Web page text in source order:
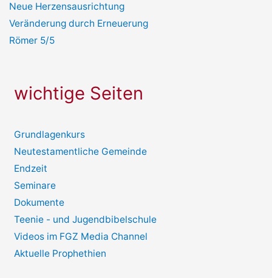
Neue Herzensausrichtung
Veränderung durch Erneuerung
Römer 5/5
wichtige Seiten
Grundlagenkurs
Neutestamentliche Gemeinde
Endzeit
Seminare
Dokumente
Teenie - und Jugendbibelschule
Videos im FGZ Media Channel
Aktuelle Prophethien